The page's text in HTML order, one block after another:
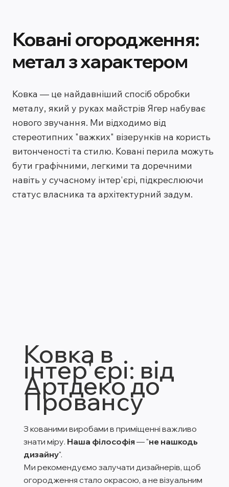
Ковані огородження:
метал з характером
Ковка — це найдавніший спосіб обробки
металу, який у руках майстрів Ягер набуває
нового звучання. Ми відходимо від
стереотипних "важких" візерунків на користь
витонченості та стилю. Ковані перила можуть
бути графічними, легкими та доречними
навіть у сучасному інтер'єрі, підкреслюючи
статус власника та архітектурний задум.
Ковка в
інтер'єрі: від
Артдеко до
Провансу
З кованими виробами в приміщенні важливо
знати міру. Наша філософія— "не нашкодь
дизайну".
Ми рекомендуємо залучати дизайнерів, щоб
огородження стало окрасою, а не візуальним